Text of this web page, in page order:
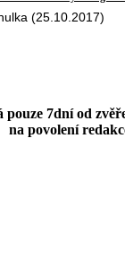
(25.10.2017)
pouze 7dní od
na povolení